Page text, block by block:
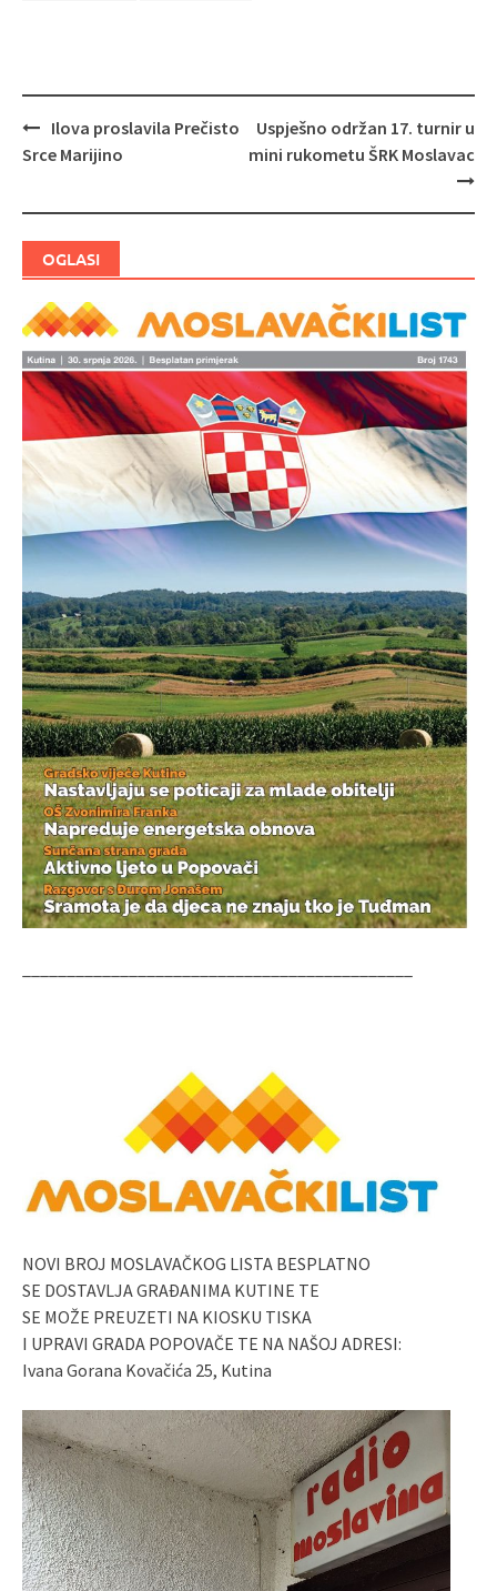
Navigacija
Ilova proslavila Prečisto
Srce Marijino
Uspješno održan 17. turnir u
mini rukometu ŠRK Moslavac
OGLASI
NOVI BROJ MOSLAVAČKOG LISTA BESPLATNO
SE DOSTAVLJA GRAĐANIMA KUTINE TE
SE MOŽE PREUZETI NA KIOSKU TISKA
I UPRAVI GRADA POPOVAČE TE NA NAŠOJ ADRESI:
Ivana Gorana Kovačića 25, Kutina